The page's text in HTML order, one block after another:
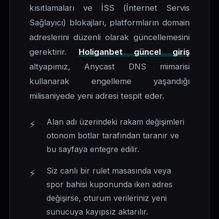
kısıtlamaları ve İSS (İnternet Servis
Sağlayıcı) blokajları, platformların domain
adreslerini düzenli olarak güncellemesini
gerektirir. Holiganbet güncel giriş
altyapımız, Anycast DNS mimarisi
kullanarak engelleme yaşandığı
milisaniyede yeni adresi tespit eder.
Alan adı üzerindeki rakam değişimleri
otonom botlar tarafından taranır ve
bu sayfaya entegre edilir.
Siz canlı bir rulet masasında veya
spor bahisi kuponunda iken adres
değişirse, oturum verileriniz yeni
sunucuya kayıpsız aktarılır.